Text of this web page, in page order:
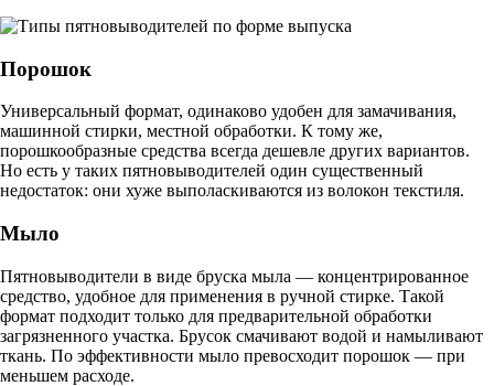
Порошок
Универсальный формат, одинаково удобен для замачивания,
машинной стирки, местной обработки. К тому же,
порошкообразные средства всегда дешевле других вариантов.
Но есть у таких пятновыводителей один существенный
недостаток: они хуже выполаскиваются из волокон текстиля.
Мыло
Пятновыводители в виде бруска мыла — концентрированное
средство, удобное для применения в ручной стирке. Такой
формат подходит только для предварительной обработки
загрязненного участка. Брусок смачивают водой и намыливают
ткань. По эффективности мыло превосходит порошок — при
меньшем расходе.